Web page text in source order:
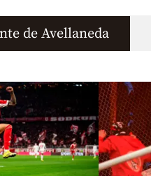
de Avellaneda